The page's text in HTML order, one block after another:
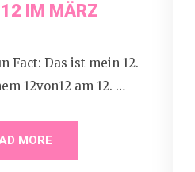
IM MÄRZ
Fact: Das ist mein 12.
12von12 am 12. …
MORE